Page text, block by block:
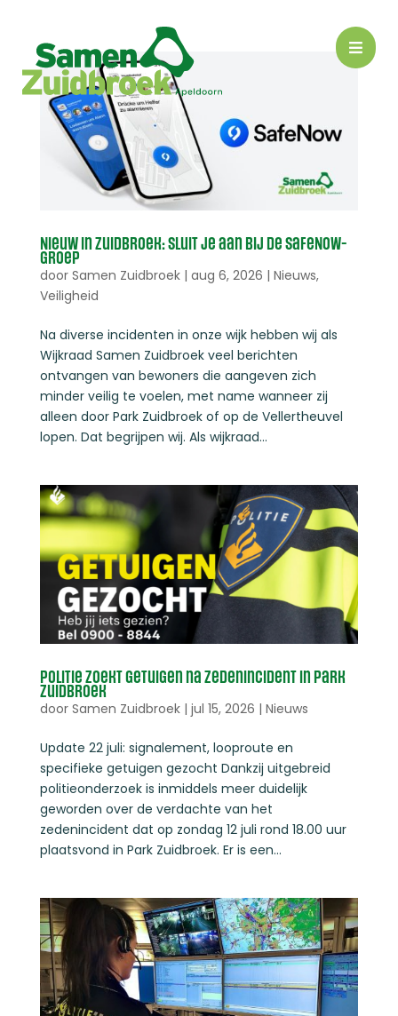

Nieuw in Zuidbroek: sluit je aan bij de SafeNow-
groep
door Samen Zuidbroek| aug 6, 2026 | Nieuws,
Veiligheid
Na diverse incidenten in onze wijk hebben wij als
Wijkraad Samen Zuidbroek veel berichten
ontvangen van bewoners die aangeven zich
minder veilig te voelen, met name wanneer zij
alleen door Park Zuidbroek of op de Vellertheuvel
lopen. Dat begrijpen wij. Als wijkraad...
Politie zoekt getuigen na zedenincident in Park
Zuidbroek
door Samen Zuidbroek| jul 15, 2026 | Nieuws
Update 22 juli: signalement, looproute en
specifieke getuigen gezocht Dankzij uitgebreid
politieonderzoek is inmiddels meer duidelijk
geworden over de verdachte van het
zedenincident dat op zondag 12 juli rond 18.00 uur
plaatsvond in Park Zuidbroek. Er is een...